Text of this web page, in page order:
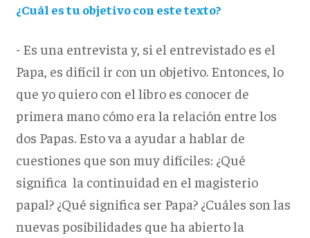
¿Cuál es tu objetivo con este texto?
- Es una entrevista y, si el entrevistado es el
Papa, es difícil ir con un objetivo. Entonces, lo
que yo quiero con el libro es conocer de
primera mano cómo era la relación entre los
dos Papas. Esto va a ayudar a hablar de
cuestiones que son muy difíciles: ¿Qué
significa la continuidad en el magisterio
papal? ¿Qué significa ser Papa? ¿Cuáles son las
nuevas posibilidades que ha abierto la